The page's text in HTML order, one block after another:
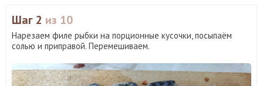
Шаг 2 из 10
Нарезаем филе рыбки на порционные кусочки, посыпаём
солью и приправой. Перемешиваем.